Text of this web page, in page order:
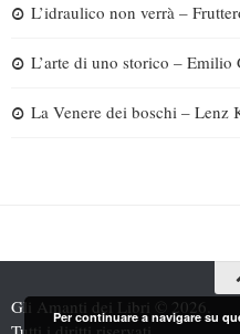
L’idraulico non verrà –
L’arte di uno storico – Emilio
La Venere dei boschi – Lenz
Recensioni
Gli Amanti dei Libri © 2026.
Per continuare a navigare su